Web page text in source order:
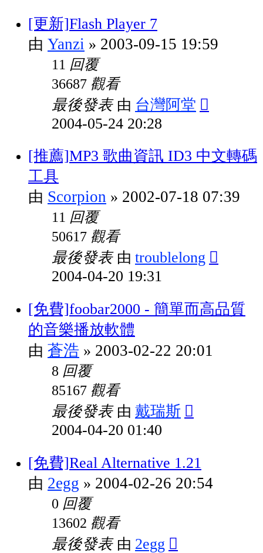
[更新]Flash Player 7
由 Yanzi » 2003-09-15 19:59
11 回覆
36687 觀看
最後發表 由 台灣阿堂
2004-05-24 20:28
[推薦]MP3 歌曲資訊 ID3 中文轉碼
工具
由 Scorpion » 2002-07-18 07:39
11 回覆
50617 觀看
最後發表 由 troublelong
2004-04-20 19:31
[免費]foobar2000 - 簡單而高品質
的音樂播放軟體
由 蒼浩 » 2003-02-22 20:01
8 回覆
85167 觀看
最後發表 由 戴瑞斯
2004-04-20 01:40
[免費]Real Alternative 1.21
由 2egg » 2004-02-26 20:54
0 回覆
13602 觀看
最後發表 由 2egg